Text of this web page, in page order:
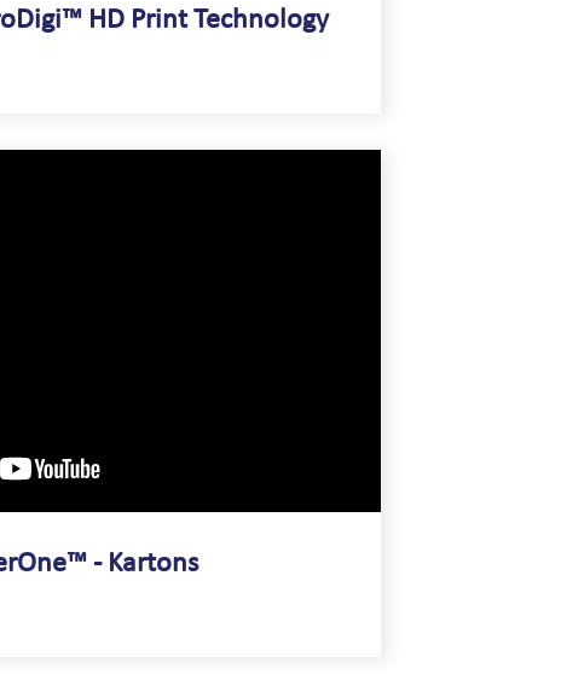
HD Print Technology
- Kartons